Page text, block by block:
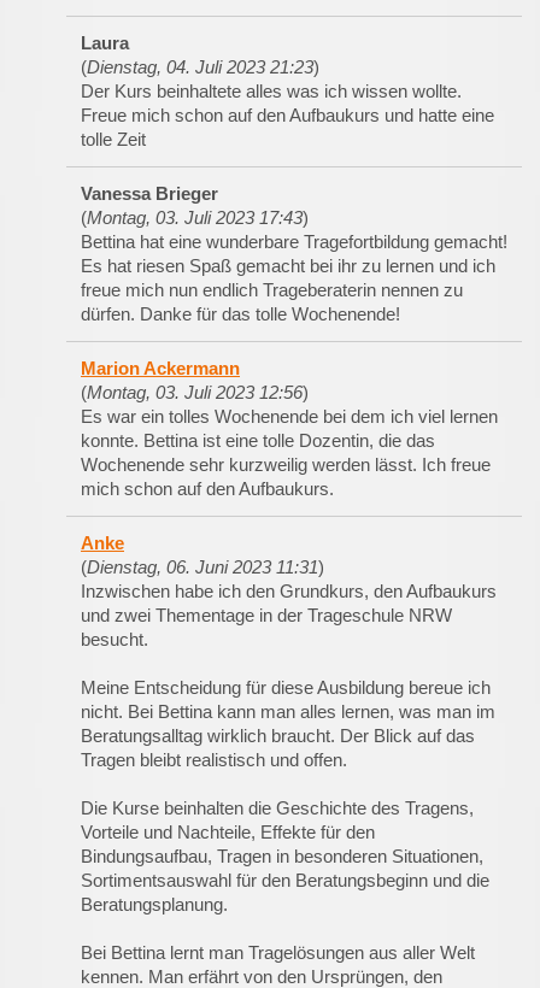
Laura
(Dienstag, 04. Juli 2023 21:23)
Der Kurs beinhaltete alles was ich wissen wollte.
Freue mich schon auf den Aufbaukurs und hatte eine
tolle Zeit
Vanessa Brieger
(Montag, 03. Juli 2023 17:43)
Bettina hat eine wunderbare Tragefortbildung gemacht!
Es hat riesen Spaß gemacht bei ihr zu lernen und ich
freue mich nun endlich Trageberaterin nennen zu
dürfen. Danke für das tolle Wochenende!
Marion Ackermann
(Montag, 03. Juli 2023 12:56)
Es war ein tolles Wochenende bei dem ich viel lernen
konnte. Bettina ist eine tolle Dozentin, die das
Wochenende sehr kurzweilig werden lässt. Ich freue
mich schon auf den Aufbaukurs.
Anke
(Dienstag, 06. Juni 2023 11:31)
Inzwischen habe ich den Grundkurs, den Aufbaukurs
und zwei Thementage in der Trageschule NRW
besucht.
Meine Entscheidung für diese Ausbildung bereue ich
nicht. Bei Bettina kann man alles lernen, was man im
Beratungsalltag wirklich braucht. Der Blick auf das
Tragen bleibt realistisch und offen.
Die Kurse beinhalten die Geschichte des Tragens,
Vorteile und Nachteile, Effekte für den
Bindungsaufbau, Tragen in besonderen Situationen,
Sortimentsauswahl für den Beratungsbeginn und die
Beratungsplanung.
Bei Bettina lernt man Tragelösungen aus aller Welt
kennen. Man erfährt von den Ursprüngen, den